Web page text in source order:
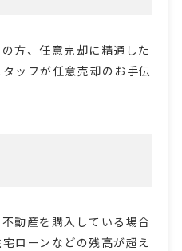
方、任意売却に精通した
ッフが任意売却のお手伝
動産を購入している場合
ローンなどの残高が超え